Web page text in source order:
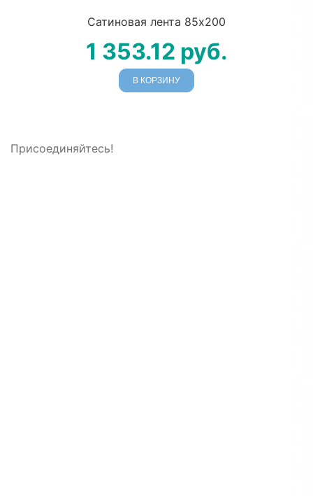
Сатиновая лента 85х200
1 353.12 руб.
В КОРЗИНУ
Присоединяйтесь!